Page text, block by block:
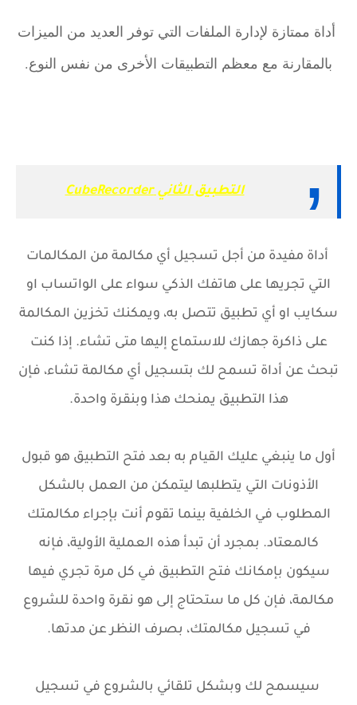
أداة ممتازة لإدارة الملفات التي توفر العديد من الميزات
بالمقارنة مع معظم التطبيقات الأخرى من نفس النوع.
التطبيق الثاني CubeRecorder
أداة مفيدة من أجل تسجيل أي مكالمة من المكالمات
التي تجريها على هاتفك الذكي سواء على الواتساب او
سكايب او أي تطبيق تتصل به، ويمكنك تخزين المكالمة
على ذاكرة جهازك للاستماع إليها متى تشاء. إذا كنت
تبحث عن أداة تسمح لك بتسجيل أي مكالمة تشاء، فإن
هذا التطبيق يمنحك هذا وبنقرة واحدة.
أول ما ينبغي عليك القيام به بعد فتح التطبيق هو قبول
الأذونات التي يتطلبها ليتمكن من العمل بالشكل
المطلوب في الخلفية بينما تقوم أنت بإجراء مكالمتك
كالمعتاد. بمجرد أن تبدأ هذه العملية الأولية، فإنه
سيكون بإمكانك فتح التطبيق في كل مرة تجري فيها
مكالمة، فإن كل ما ستحتاج إلى هو نقرة واحدة للشروع
في تسجيل مكالمتك، بصرف النظر عن مدتها.
سيسمح لك وبشكل تلقائي بالشروع في تسجيل